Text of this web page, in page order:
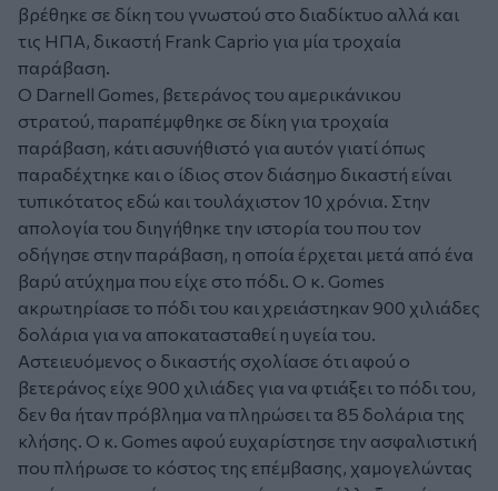
βρέθηκε σε δίκη του γνωστού στο διαδίκτυο αλλά και
τις ΗΠΑ, δικαστή Frank Caprio για μία τροχαία
παράβαση.
Ο Darnell Gomes, βετεράνος του αμερικάνικου
στρατού, παραπέμφθηκε σε δίκη για τροχαία
παράβαση, κάτι ασυνήθιστό για αυτόν γιατί όπως
παραδέχτηκε και ο ίδιος στον διάσημο δικαστή είναι
τυπικότατος εδώ και τουλάχιστον 10 χρόνια. Στην
απολογία του διηγήθηκε την ιστορία του που τον
οδήγησε στην παράβαση, η οποία έρχεται μετά από ένα
βαρύ ατύχημα που είχε στο πόδι. Ο κ. Gomes
ακρωτηρίασε το πόδι του και χρειάστηκαν 900 χιλιάδες
δολάρια για να αποκατασταθεί η υγεία του.
Αστειευόμενος ο δικαστής σχολίασε ότι αφού ο
βετεράνος είχε 900 χιλιάδες για να φτιάξει το πόδι του,
δεν θα ήταν πρόβλημα να πληρώσει τα 85 δολάρια της
κλήσης. Ο κ. Gomes αφού ευχαρίστησε την ασφαλιστική
που πλήρωσε το κόστος της επέμβασης, χαμογελώντας